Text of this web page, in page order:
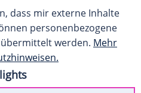
dass mir externe Inhalte
personenbezogene
werden. Mehr